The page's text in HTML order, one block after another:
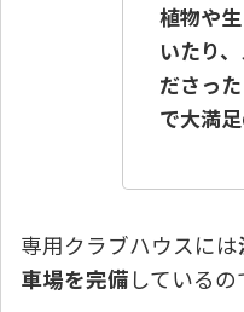
植物や
いたり
ださっ
で大満
専用クラブハウスには
車場を完備 している